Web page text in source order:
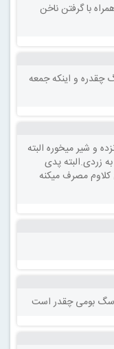
با گرفتن ناخن
چقدره و اینکه جمعه
و شیر میخوره البته
زردی.البته پدی
کلاوم مصرف میکنه
سگ بومی چقدر است